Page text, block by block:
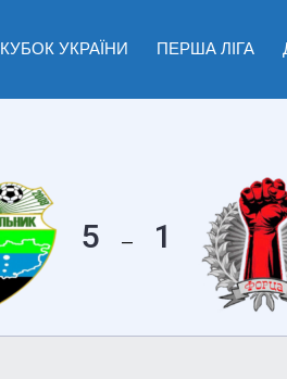
КУБОК УКРАЇНИ ПЕРША ЛІГА
5 — 1